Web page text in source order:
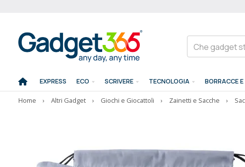
EXPRESS ECO SCRIVERE TECNOLOGIA BORRACCE
Home › Altri Gadget › Giochi e Giocattoli › Zainetti e Sacche ›